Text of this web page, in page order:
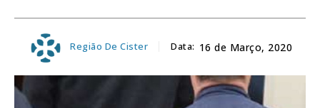
Região De Cister Data: 16 de Março, 2020